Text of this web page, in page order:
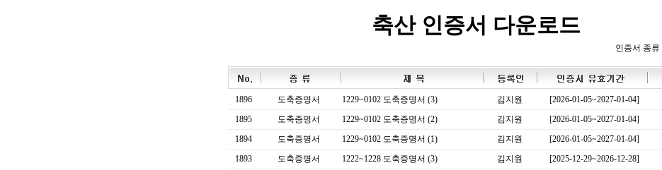
축산 인증서 다운로드
인증서 종류
1896 도축증명서 1229~0102 도축증명서 (3) 김지원 [2026-01-05~2027-01-04]
1895
도축증명서 1229~0102 도축증명서 (2) 김지원 [2026-01-05~2027-01-04]
1894
도축증명서 1229~0102 도축증명서 (1) 김지원 [2026-01-05~2027-01-04]
1893
도축증명서 1222~1228 도축증명서 (3) 김지원 [2025-12-29~2026-12-28]